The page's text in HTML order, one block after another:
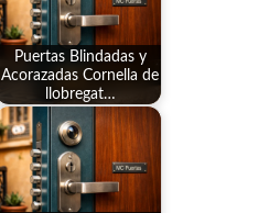
Puertas Blindadas y
Acorazadas Cornella de
llobregat…